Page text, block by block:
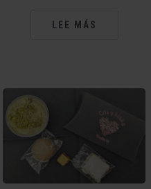
LEE MÁS